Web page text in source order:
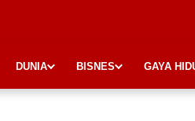
DUNIA BISNES GAYA